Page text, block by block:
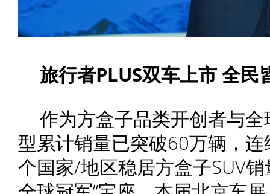
旅行者PLUS双车上市全民
作为方盒子品类开创者与
型累计销量已突破60万辆，
个国家/地区稳居方盒子SUV